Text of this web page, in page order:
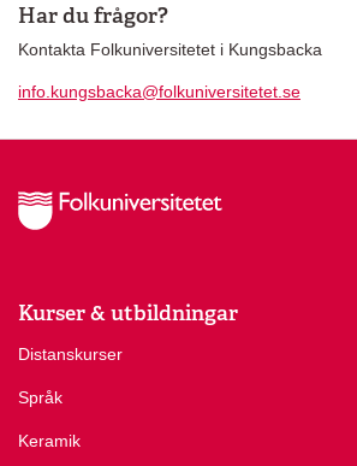
Har du frågor?
Kontakta Folkuniversitetet i Kungsbacka
info.kungsbacka@folkuniversitetet.se
Kurser & utbildningar
Distanskurser
Språk
Keramik